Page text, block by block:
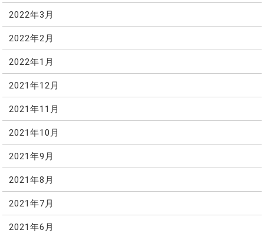
2022年3月
2022年2月
2022年1月
2021年12月
2021年11月
2021年10月
2021年9月
2021年8月
2021年7月
2021年6月